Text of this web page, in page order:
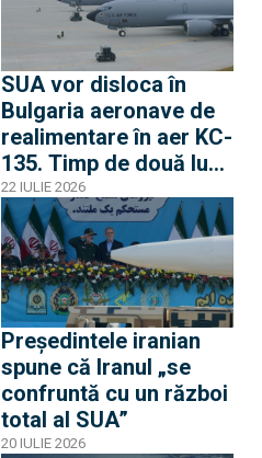
SUA vor disloca în
Bulgaria aeronave de
realimentare în aer KC-
135. Timp de două luni,
baza aeriană Bezmer
va fi folosită pentru
sprijinirea misiunilor în
Orientul Mijlociu
22 IULIE 2026
Președintele iranian
spune că Iranul „se
confruntă cu un război
total al SUA”
20 IULIE 2026